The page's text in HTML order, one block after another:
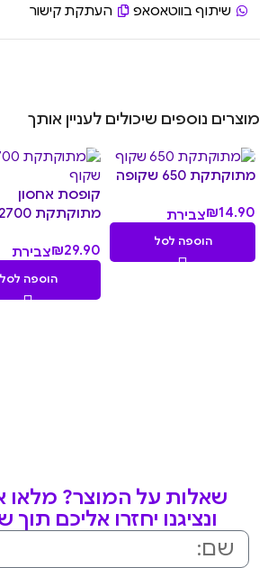
שיתוף בווטאסאפ העתקת קישור
מוצרים נוספים שיכולים לעניין אותך
מתוקתקת 650 שקופה
₪14.90
צבירת
הוספה לסל
קופסת אחסון
מתוקתקת 2700 שקוף
₪29.90
צבירת
הוספה לסל
שאלות על המוצר? מלאו
ונציגנו יחזרו אליכם